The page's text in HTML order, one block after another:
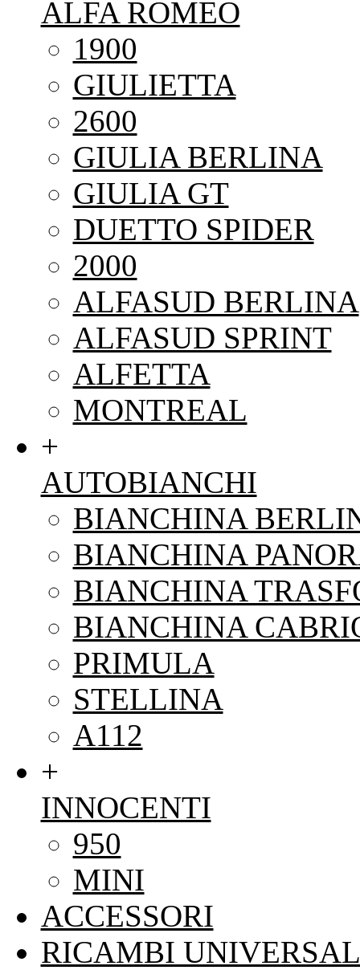
ALFA ROMEO
1900
GIULIETTA
2600
GIULIA BERLINA
GIULIA GT
DUETTO SPIDER
2000
ALFASUD BERLINA
ALFASUD SPRINT
ALFETTA
MONTREAL
+
AUTOBIANCHI
BIANCHINA
BIANCHINA
BIANCHINA
BIANCHINA
PRIMULA
STELLINA
A112
+
INNOCENTI
950
MINI
ACCESSORI
RICAMBI